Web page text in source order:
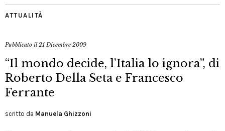
ATTUALITÀ
Pubblicato il21 Dicembre 2009
“Il mondo decide, l’Italia lo ignora”, di
Roberto Della Seta e Francesco
Ferrante
scritto da Manuela Ghizzoni